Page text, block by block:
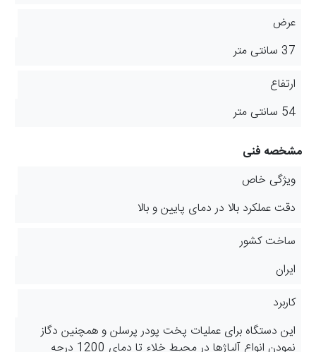
عرض
37 سانتی متر
ارتفاع
54 سانتی متر
مشخصه فنی
ویژگی خاص
دقت عملکرد بالا در دمای پایین و بالا
ساخت کشور
ایران
کاربرد
این دستگاه برای عملیات پخت پودر پرسلن و همچنین دگاز
نمودن انواع آلیاژها در محیط خلاء تا دمای 1200 درجه